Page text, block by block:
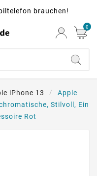
brauchen!
0
iPhone 13
Apple
Stilvoll, Ein
Rot